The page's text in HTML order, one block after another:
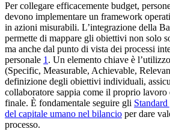
Per collegare efficacemente budget,
devono implementare un framework
in azioni misurabili. L’integrazione della
permette di mappare gli obiettivi non solo
ma anche dal punto di vista dei processi
personale 1 . Un elemento chiave è
(Specific, Measurable, Achievable,
definizione degli obiettivi individuali,
collaboratore sappia come il proprio
finale. È fondamentale seguire gli
del capitale umano nel bilancio per dare
processo.